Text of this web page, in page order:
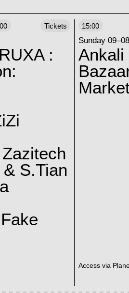
:
S.Tian
Tickets 15:00
Sunday
Ankali
Access via